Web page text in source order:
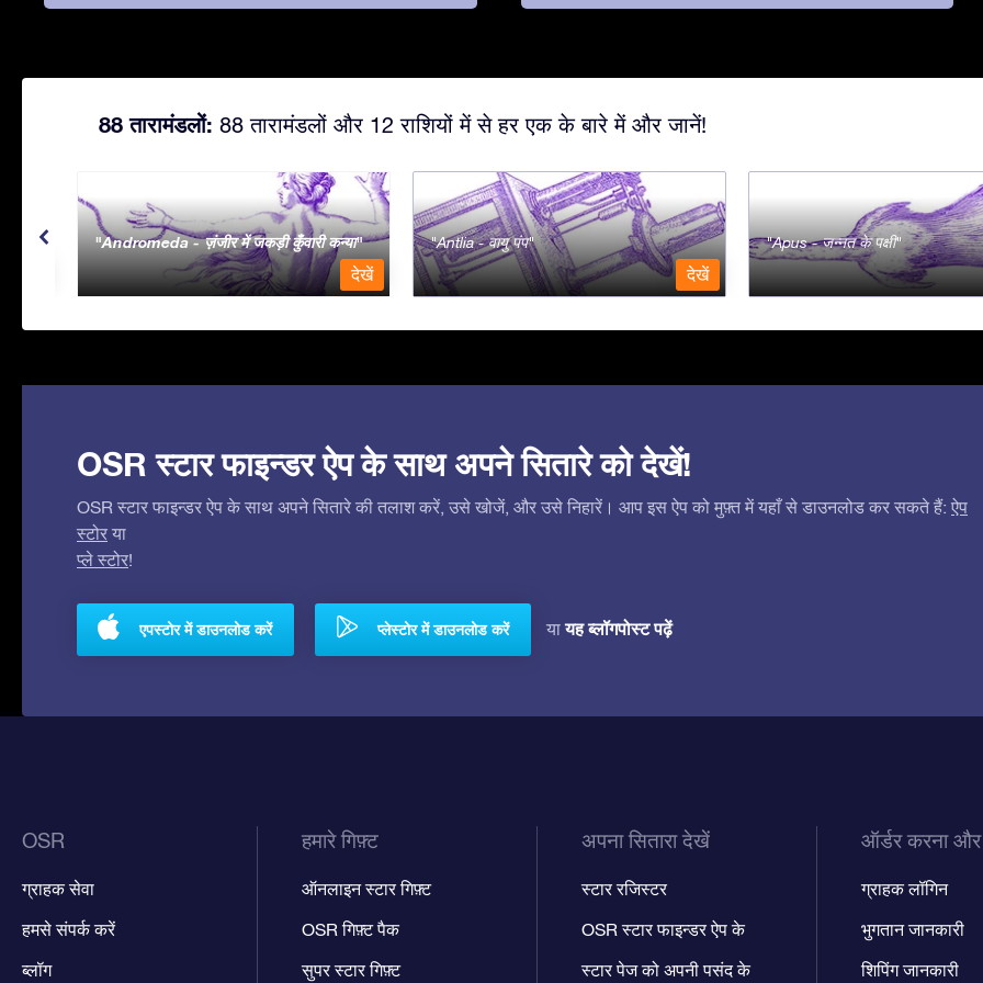
88 तारामंडलों: 88 तारामंडलों और 12 राशियों में से हर एक के बारे में और जानें!
Andromeda - ज़ंजीर में जकड़ी कुँवारी कन्या
देखें
Antlia - वायु पंप
देखें
Apus - जन्नत के पक्षी
OSR स्टार फाइन्डर ऐप के साथ अपने सितारे को देखें!
OSR स्टार फाइन्डर ऐप के साथ अपने सितारे की तलाश करें, उसे खोजें, और उसे निहारें। आप इस ऐप को मुफ़्त में यहाँ से डाउनलोड कर सकते हैं: ऐप
स्टोर या
प्ले स्टोर!
एपस्टोर में डाउनलोड करें प्लेस्टोर में डाउनलोड करें यायह ब्लॉगपोस्ट पढ़ें
OSR
ग्राहक सेवा
हमसे संपर्क करें
ब्लॉग
हमारे गिफ़्ट
ऑनलाइन स्टार गिफ़्ट
OSR गिफ़्ट पैक
सुपर स्टार गिफ़्ट
अपना सितारा देखें
स्टार रजिस्टर
OSR स्टार फाइन्डर ऐप के
स्टार पेज को अपनी पसंद के
ऑर्डर करना और
ग्राहक लॉगिन
भुगतान जानकारी
शिपिंग जानकारी